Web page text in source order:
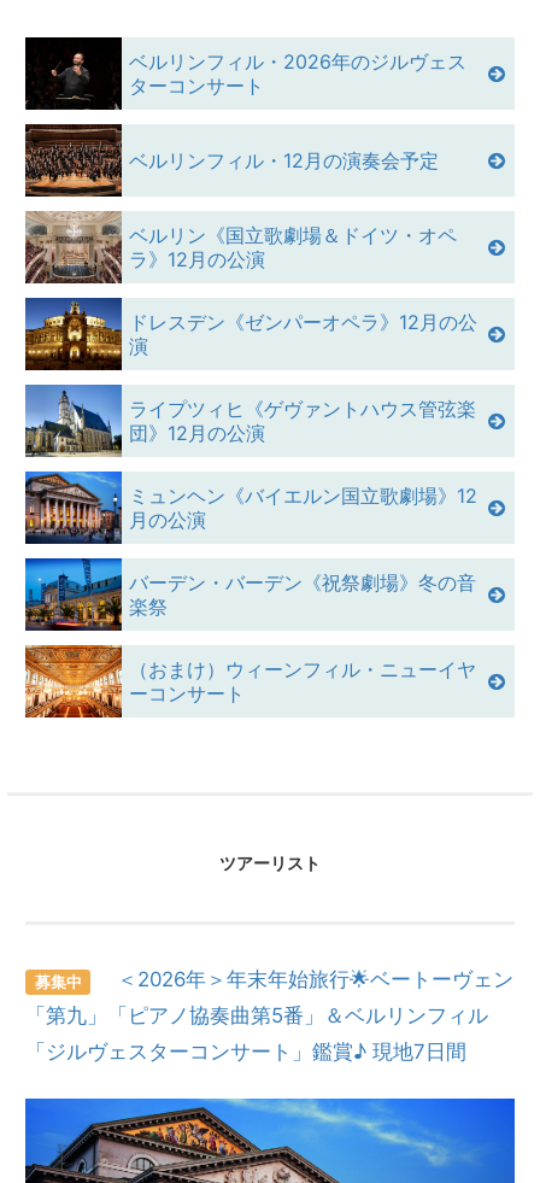
ベルリンフィル・2026年のジルヴェス
ターコンサート
ベルリンフィル・12月の演奏会予定
ベルリン《国立歌劇場＆ドイツ・オペ
ラ》12月の公演
ドレスデン《ゼンパーオペラ》12月の公
演
ライプツィヒ《ゲヴァントハウス管弦楽
団》12月の公演
ミュンヘン《バイエルン国立歌劇場》12
月の公演
バーデン・バーデン《祝祭劇場》冬の音
楽祭
（おまけ）ウィーンフィル・ニューイヤ
ーコンサート
ツアーリスト
募集中
＜2026年＞年末年始旅行🌟ベートーヴェン
「第九」「ピアノ協奏曲第5番」＆ベルリンフィル
「ジルヴェスターコンサート」鑑賞♪ 現地7日間